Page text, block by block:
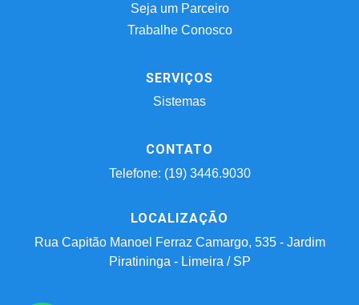
Seja um Parceiro
Trabalhe Conosco
SERVIÇOS
Sistemas
CONTATO
Telefone: (19) 3446.9030
LOCALIZAÇÃO
Rua Capitão Manoel Ferraz Camargo, 535 - Jardim
Piratininga - Limeira / SP